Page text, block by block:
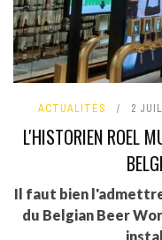
ACTUALITÉS 2
L'HISTORIEN ROEL
Il faut bien
du Belgian Beer